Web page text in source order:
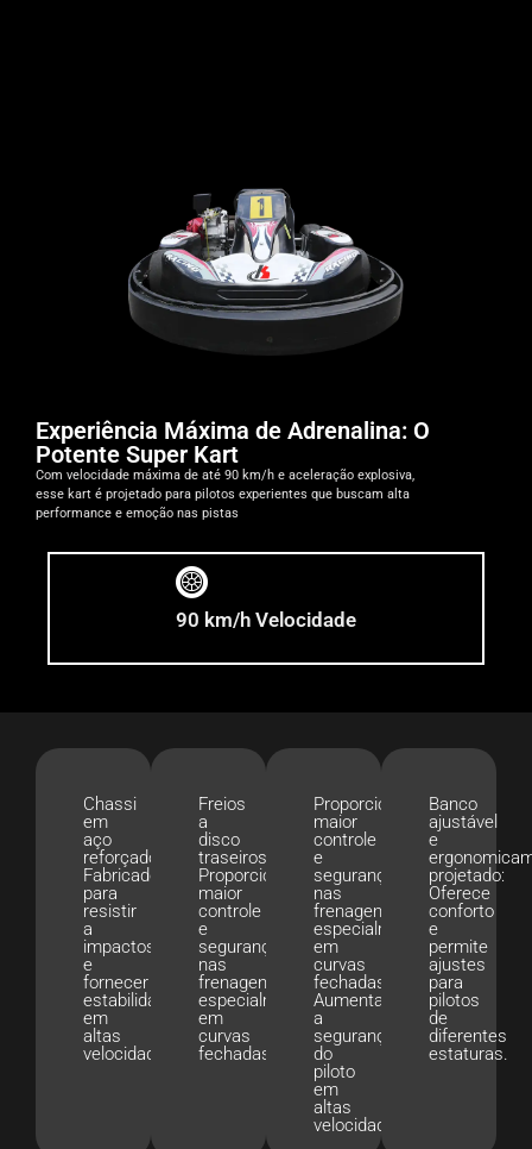
Experiência Máxima de Adrenalina: O
Potente Super Kart
Com velocidade máxima de até 90 km/h e aceleração explosiva,
esse kart é projetado para pilotos experientes que buscam alta
performance e emoção nas pistas
90 km/h Velocidade
Chassi
em
aço
reforçado
Fabricado
para
resistir
a
impactos
e
fornecer
estabilidade
em
altas
velocidades.
Freios
a
disco
traseiros:
Proporcionam
maior
controle
e
segurança
nas
frenagens,
especialmente
em
curvas
fechadas.
Proporcionam
maior
controle
e
segurança
nas
frenagens,
especialmente
em
curvas
fechadas.
Aumentam
a
segurança
do
piloto
em
altas
velocidades.
Banco
ajustável
e
projetado:
Oferece
conforto
e
permite
ajustes
para
pilotos
de
diferentes
estaturas.